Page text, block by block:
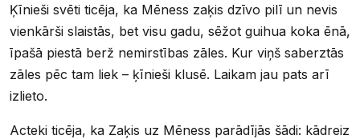
Ķīnieši svēti ticēja, ka Mēness zaķis dzīvo pilī un nevis
vienkārši slaistās, bet visu gadu, sēžot guihua koka ēnā,
īpašā piestā berž nemirstības zāles. Kur viņš saberztās
zāles pēc tam liek – ķīnieši klusē. Laikam jau pats arī
izlieto.
Acteki ticēja, ka Zaķis uz Mēness parādījās šādi: kādreiz